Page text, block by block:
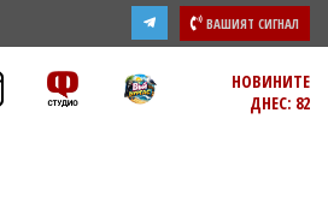
ВАШИЯТ СИГНАЛ
НОВИНИТЕ
ДНЕС: 82